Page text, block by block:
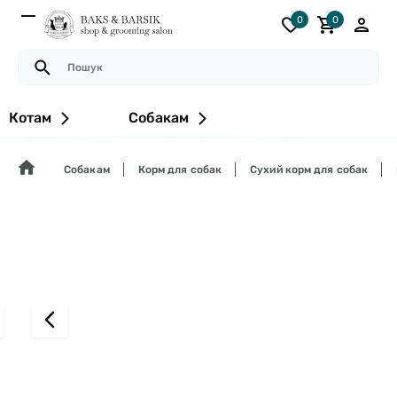
0 0
Котам Собакам
Собакам Корм для собак Сухий корм для собак